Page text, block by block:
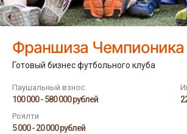
Франшиза Чемпионика
Готовый бизнес футбольного клуба
Паушальный взнос
100 000 - 580 000 рублей
Роялти
5 000 - 20 000 рублей